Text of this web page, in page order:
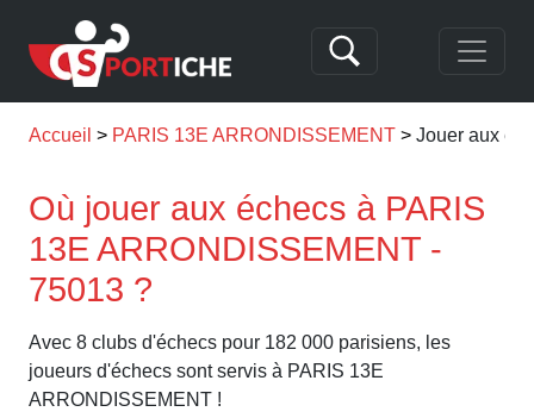
Accueil PARIS 13E ARRONDISSEMENT Jouer aux
Où jouer aux échecs à PARIS
13E ARRONDISSEMENT -
75013 ?
Avec 8 clubs d'échecs pour 182 000 parisiens, les
joueurs d'échecs sont servis à PARIS 13E
ARRONDISSEMENT !